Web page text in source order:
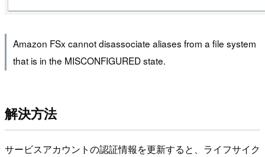
Amazon FSx cannot disassociate aliases from a file system
that is in the MISCONFIGURED state.
解決方法
サービスアカウントの認証情報を更新すると、ライフサイク